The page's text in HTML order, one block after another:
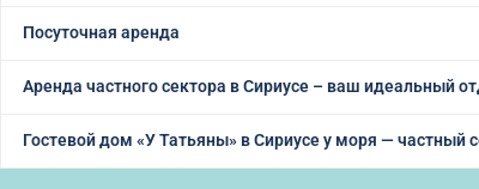
Посуточная аренда
Аренда частного сектора в Сириусе – ваш идеальный
Гостевой дом «У Татьяны» в Сириусе у моря — частный